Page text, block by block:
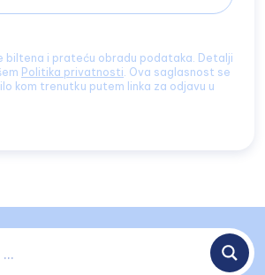
biltena i prateću obradu podataka. Detalji
Politika privatnosti . Ova saglasnost se
kom trenutku putem linka za odjavu u